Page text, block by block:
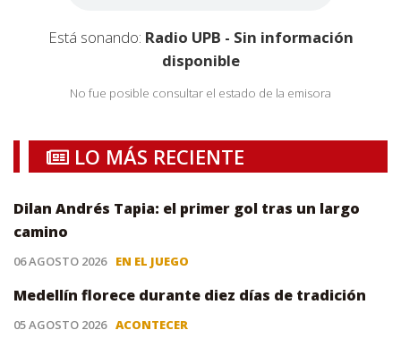
Está sonando: Radio UPB - Sin información
disponible
No fue posible consultar el estado de la emisora
LO MÁS RECIENTE
Dilan Andrés Tapia: el primer gol tras un largo
camino
06 AGOSTO 2026 EN EL JUEGO
Medellín florece durante diez días de tradición
05 AGOSTO 2026 ACONTECER